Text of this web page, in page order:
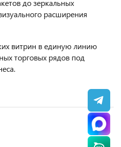
до зеркальных
расширения
витрин в единую линию
торговых рядов под